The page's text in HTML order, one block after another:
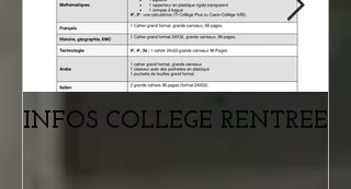
INFOS COLLEGE RENTREE